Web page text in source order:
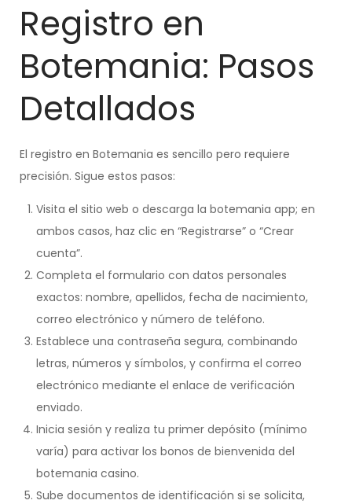
Registro en
Botemania: Pasos
Detallados
El registro en Botemania es sencillo pero requiere
precisión. Sigue estos pasos:
Visita el sitio web o descarga la botemania app; en
ambos casos, haz clic en “Registrarse” o “Crear
cuenta”.
Completa el formulario con datos personales
exactos: nombre, apellidos, fecha de nacimiento,
correo electrónico y número de teléfono.
Establece una contraseña segura, combinando
letras, números y símbolos, y confirma el correo
electrónico mediante el enlace de verificación
enviado.
Inicia sesión y realiza tu primer depósito (mínimo
varía) para activar los bonos de bienvenida del
botemania casino.
Sube documentos de identificación si se solicita,